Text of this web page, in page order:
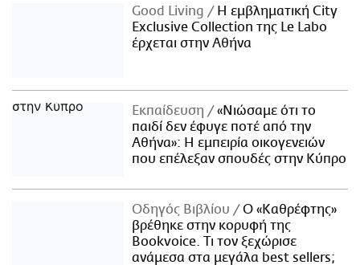
Good Living
Η εμβληματική City
Exclusive Collection της Le Labo
έρχεται στην Αθήνα
Εκπαίδευση
«Νιώσαμε ότι το
παιδί δεν έφυγε ποτέ από την
Αθήνα»: Η εμπειρία οικογενειών
που επέλεξαν σπουδές στην Κύπρο
Οδηγός Βιβλίου
Ο «Καθρέφτης»
βρέθηκε στην κορυφή της
Bookvoice. Τι τον ξεχώρισε
ανάμεσα στα μεγάλα best sellers;